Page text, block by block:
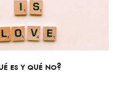
es y qué no?